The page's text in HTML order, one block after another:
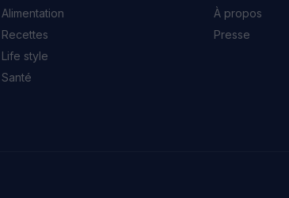
Alimentation
Recettes
Life style
Santé
À propos
Presse